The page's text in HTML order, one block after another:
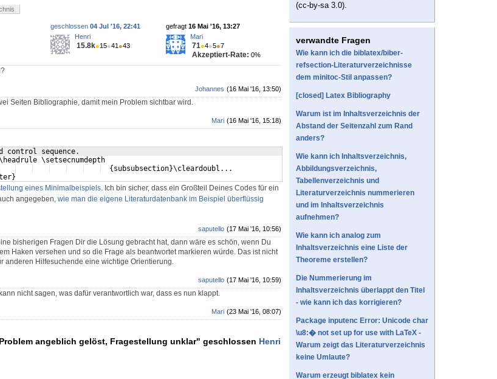
gefragt 16 Mai '16, 13:27
Mari
71●4●5●7
Akzeptiert-Rate: 0%
geschlossen 04 Jul '16, 22:41
Henri
15.8k●15●41 ●43
(16 Mai '16, 13:50)
Johannes
Seiten Bibliographie, damit mein Problem sichtbar wird.
(16 Mai '16, 15:18)
Mari
control sequence.
\setsecnumdepth
  {subsubsection}\cleardoubl...
eines Minimalbeispiels. Ich bin sicher, dass ein Großteil Deines Codes für ein
angegeben, wie man die eigene Literaturdatenbank im Beispiel überflüssig
(17 Mai '16, 10:56)
saputello
bisherigen Fragen Dir die Lösung gebracht hat, dann wäre es schön, wenn Du
Haken versehen und so die Frage als beantwortet markieren würde. Das ist nicht
anderen Hilfesuchende eine wichtige Orientierung.
(17 Mai '16, 10:59)
saputello
nicht sagen, was dafür verantwortlich war, dass es nun klappt.
(23 Mai '16, 08:07)
Mari
angeblich gelöst, Fragestellung unklar" geschlossen Henri
(cc-by-sa 3.0).
verwandte Fragen
Wie kann ich die biblatex/biber-
refsection-Literaturverzeichnisse
dem minitoc-Stil anpassen?
[closed] Latex Bibliography
Warum ist im Inhaltsverzeichnis der
Abstand der Seitenzahl zum Rand
anders?
Wie kann ich Inhaltsverzeichnis,
Abbildungsverzeichnis,
Tabellenverzeichnis und
Literaturverzeichnis nummerieren
und im Inhaltsverzeichnis
aufnehmen?
Wie kann ich analog zum
Inhaltsverzeichnis eine Liste der
Theoreme erstellen?
Die Nummerierung im
Inhaltsverzeichnis überlappt den Titel
- wie kann ich das korrigieren?
Package inputenc Error: Unicode char
\u8:� not set up for use with LaTeX -
Warum zeigt das Literaturverzeichnis
keine Umlaute?
Warum erzeugt biblatex kein